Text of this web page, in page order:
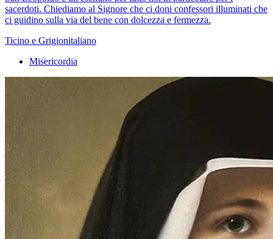
sacerdoti. Chiediamo al Signore che ci doni confessori illuminati che
ci guidino sulla via del bene con dolcezza e fermezza.
Ticino e Grigionitaliano
Misericordia